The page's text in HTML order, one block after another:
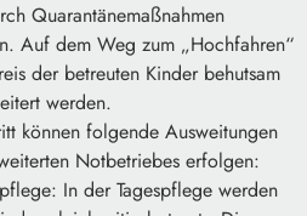
Quarantänemaßnahmen
Auf dem Weg zum „Hochfahren“
der betreuten Kinder behutsam
werden.
können folgende Ausweitungen
Notbetriebes erfolgen:
In der Tagespflege werden